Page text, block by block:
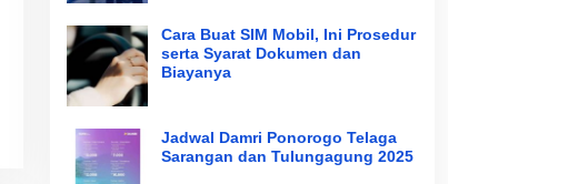
Cara Buat SIM Mobil, Ini Prosedur
serta Syarat Dokumen dan
Biayanya
Jadwal Damri Ponorogo Telaga
Sarangan dan Tulungagung 2025